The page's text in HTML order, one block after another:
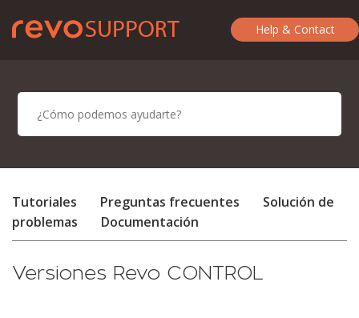
Help & Contact
Tutoriales Preguntas frecuentes
Solución de
problemas
Documentación
Versiones Revo CONTROL